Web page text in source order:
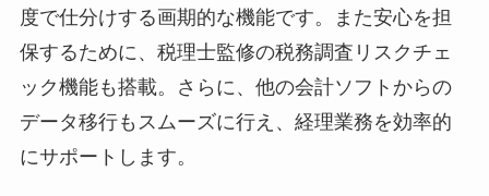
度で仕分けする画期的な機能です。また安心を担
保するために、税理士監修の税務調査リスクチェ
ック機能も搭載。さらに、他の会計ソフトからの
データ移行もスムーズに行え、経理業務を効率的
にサポートします。